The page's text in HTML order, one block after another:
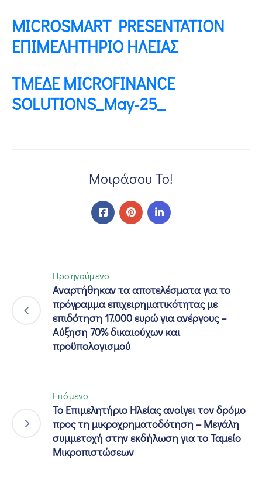
MICROSMART PRESENTATION
ΕΠΙΜΕΛΗΤΗΡΙΟ ΗΛΕΙΑΣ
ΤΜΕΔΕ MICROFINANCE
SOLUTIONS_May-25_
Μοιράσου Το!
Προηγούμενο
Αναρτήθηκαν τα αποτελέσματα για το
πρόγραμμα επιχειρηματικότητας με
επιδότηση 17.000 ευρώ για ανέργους –
Αύξηση 70% δικαιούχων και
προϋπολογισμού
Επόμενο
Το Επιμελητήριο Ηλείας ανοίγει τον δρόμο
προς τη μικροχρηματοδότηση – Μεγάλη
συμμετοχή στην εκδήλωση για το Ταμείο
Μικροπιστώσεων